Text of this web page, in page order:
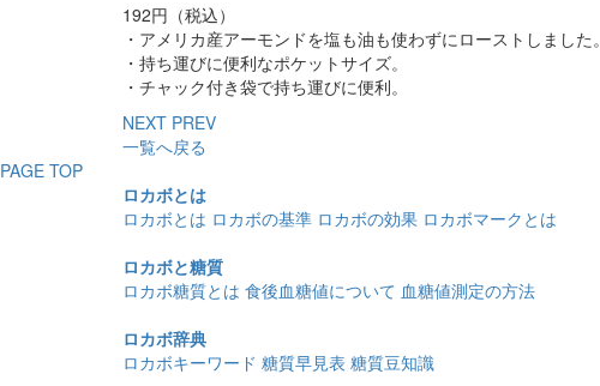
192円（税込）
・アメリカ産アーモンドを塩も油も使わずにローストしました。
・持ち運びに便利なポケットサイズ。
・チャック付き袋で持ち運びに便利。
NEXT PREV
一覧へ戻る
PAGE TOP
ロカボとは
ロカボとは ロカボの基準 ロカボの効果 ロカボマークとは
ロカボと糖質
ロカボ糖質とは 食後血糖値について 血糖値測定の方法
ロカボ辞典
ロカボキーワード 糖質早見表 糖質豆知識